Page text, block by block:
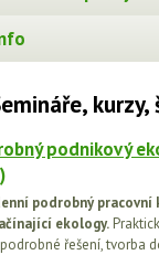
kurzy,
podnikový
podrobný pracovní
ekology.
řešení, tvorba